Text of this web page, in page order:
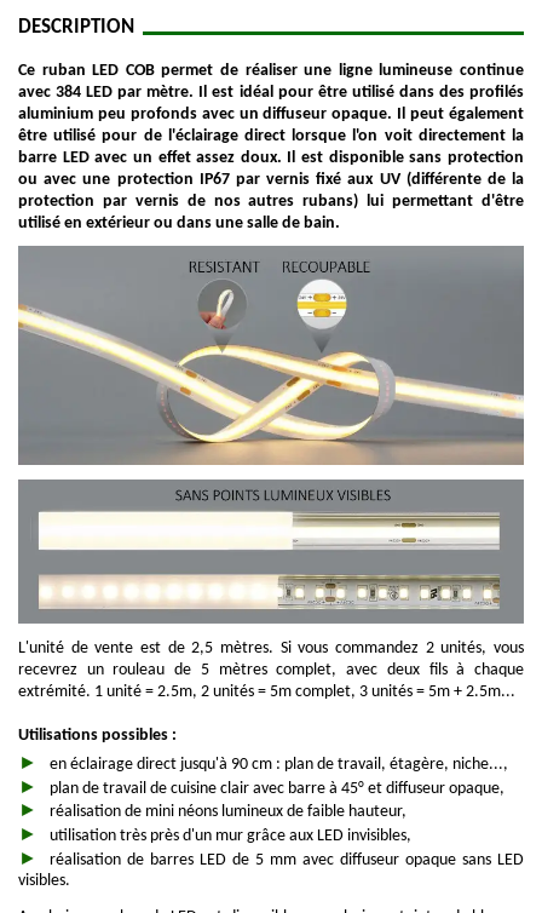
DESCRIPTION
Ce ruban LED COB permet de réaliser une ligne lumineuse continue
avec 384 LED par mètre. Il est idéal pour être utilisé dans des profilés
aluminium peu profonds avec un diffuseur opaque. Il peut également
être utilisé pour de l'éclairage direct lorsque l'on voit directement la
barre LED avec un effet assez doux. Il est disponible sans protection
ou avec une protection IP67 par vernis fixé aux UV (différente de la
protection par vernis de nos autres rubans) lui permettant d'être
utilisé en extérieur ou dans une salle de bain.
L'unité de vente est de 2,5 mètres. Si vous commandez 2 unités, vous
recevrez un rouleau de 5 mètres complet, avec deux fils à chaque
extrémité. 1 unité = 2.5m, 2 unités = 5m complet, 3 unités = 5m + 2.5m...
Utilisations possibles :
en éclairage direct jusqu'à 90 cm : plan de travail, étagère, niche...,
plan de travail de cuisine clair avec barre à 45° et diffuseur opaque,
réalisation de mini néons lumineux de faible hauteur,
utilisation très près d'un mur grâce aux LED invisibles,
réalisation de barres LED de 5 mm avec diffuseur opaque sans LED
visibles.